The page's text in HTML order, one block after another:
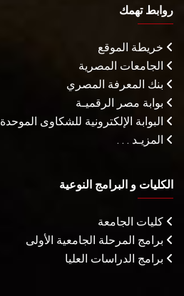
روابط تهمك
خريطة الموقع
الجامعات المصرية
بنك المعرفة المصري
بوابة مصر الرقميـة
البوابة الإلكترونية للشكاوى الموحدة
المزيـد . . .
الكليات و البرامج النوعية
كليات الجامعة
برامج المرحلة الجامعية الأولى
برامج الدراسات العليا